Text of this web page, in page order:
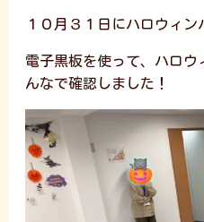
１０月３１日にハロウィ
電子黒板を使って、ハロウ
んなで確認しました！